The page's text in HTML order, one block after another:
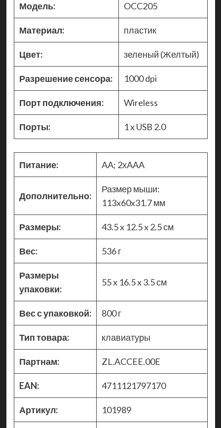
Модель: OCC205
Материал: пластик
Цвет: зеленый (Желтый)
Разрешение сенсора: 1000 dpi
Порт подключения: Wireless
Порты: 1 x USB 2.0
Питание: AA; 2хAAA
Дополнительно:
Размер мыши:
113x60x31.7 мм
Размеры: 43.5 x 12.5 x 2.5 см
Вес: 536 г
Размеры
упаковки:
55 x 16.5 x 3.5 см
Вес с упаковкой: 800 г
Тип товара: клавиатуры
Партнам: ZL.ACCEE.00E
EAN: 4711121797170
Артикул: 101989